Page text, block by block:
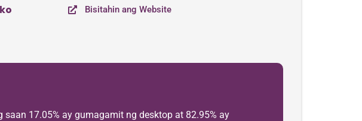
Bisitahin ang Website
17.05% ay gumagamit ng desktop at 82.95% ay